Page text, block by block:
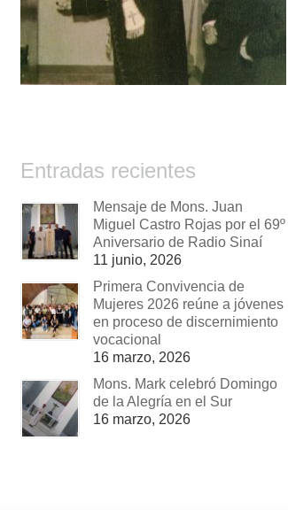
Entradas recientes
Mensaje de Mons. Juan
Miguel Castro Rojas por el 69º
Aniversario de Radio Sinaí
11 junio, 2026
Primera Convivencia de
Mujeres 2026 reúne a jóvenes
en proceso de discernimiento
vocacional
16 marzo, 2026
Mons. Mark celebró Domingo
de la Alegría en el Sur
16 marzo, 2026